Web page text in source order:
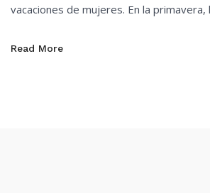
vacaciones de mujeres. En la primavera,
Read More